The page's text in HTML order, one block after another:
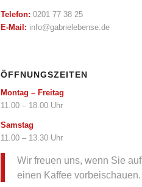
Telefon: 0201 77 38 25
E-Mail: info@gabrielebense.de
ÖFFNUNGSZEITEN
Montag – Freitag
11.00 – 18.00 Uhr
Samstag
11.00 – 13.30 Uhr
Wir freuen uns, wenn Sie auf
einen Kaffee vorbeischauen.